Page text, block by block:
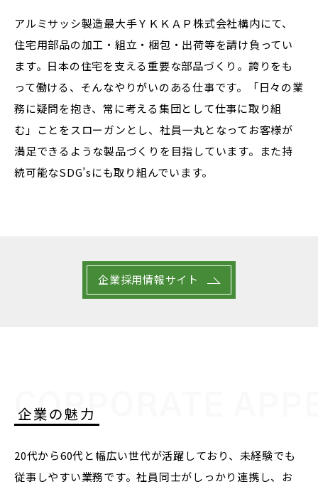
アルミサッシ製造最大手ＹＫＫＡＰ株式会社構内にて、
住宅用部品の加工・組立・梱包・出荷等を請け負ってい
ます。日本の住宅を支える重要な部品づくり。誇りをも
って働ける、そんなやりがいのある仕事です。「日々の業
務に疑問を抱き、常に考える集団として仕事に取り組
む」ことをスローガンとし、社員一丸となってお客様が
満足できるような製品づくりを目指しています。また持
続可能なSDG’sにも取り組んでいます。
企業採用情報サイト
CORPORATE
企業の魅力
20代から60代と幅広い世代が活躍しており、未経験でも
従事しやすい業務です。社員同士がしっかり連携し、お